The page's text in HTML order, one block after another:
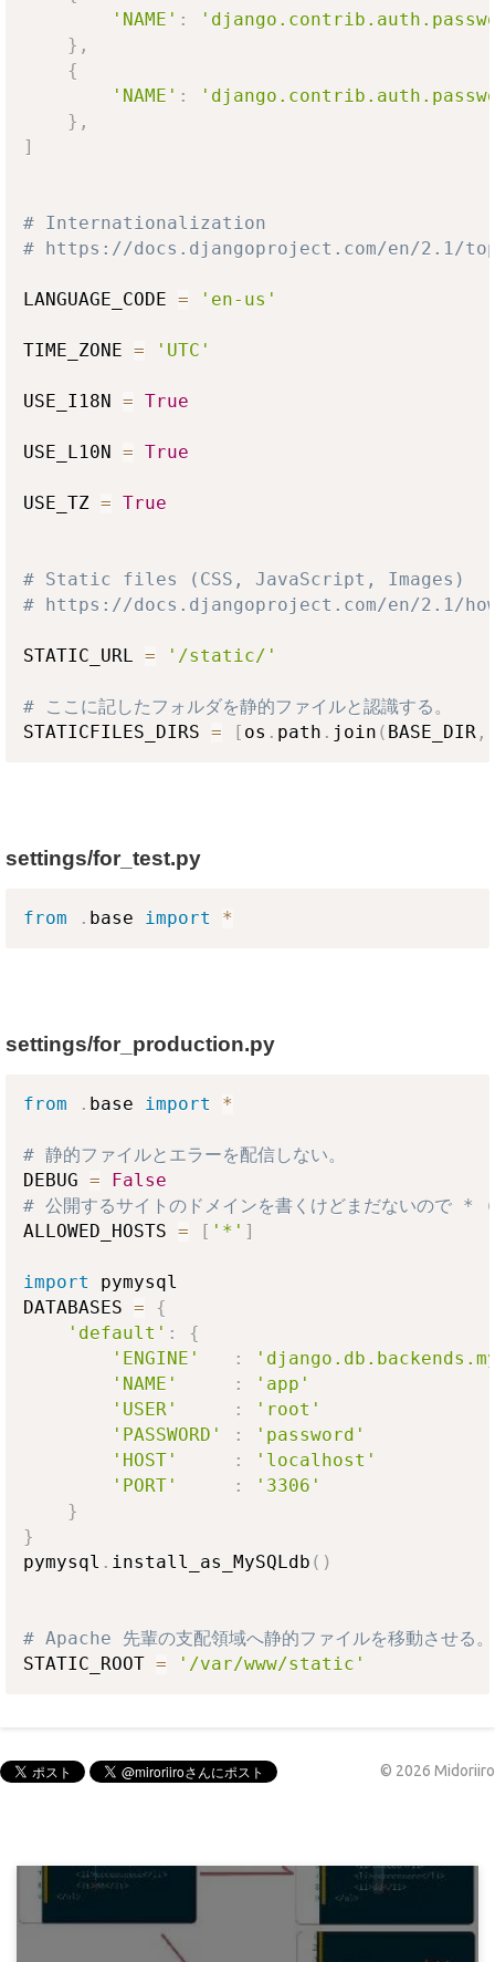
'NAME' :
} ,
{
'NAME' :
} ,
]
# Internationalization
# https://docs.djangoproject.com/en/2.1/
LANGUAGE_CODE = 'en-us'
TIME_ZONE = 'UTC'
USE_I18N = True
USE_L10N = True
USE_TZ = True
# Static files (CSS, JavaScript, Images)
# https://docs.djangoproject.com/en/2.1/
STATIC_URL = '/static/'
# ここに記したフォルダを静的ファイルと認識する。
STATICFILES_DIRS = [ os . path . join ( BASE_DIR,
settings/for_test.py
from . base import *
settings/for_production.py
from . base import *
# 静的ファイルとエラーを配信しない。
DEBUG =
False
# 公開するサイトのドメインを書くけどまだないので *
ALLOWED_HOSTS = [ '*' ]
import pymysql
DATABASES =
{
'default' :
{
'ENGINE'
:
'NAME'
:
'app'
'USER'
:
'root'
'PASSWORD'
:
'password'
'HOST'
:
'localhost'
'PORT'
:
'3306'
}
}
pymysql . install_as_MySQLdb ( )
# Apache 先輩の支配領域へ静的ファイルを移動させる。
STATIC_ROOT = '/var/www/static'
© 2026 Midoriiro